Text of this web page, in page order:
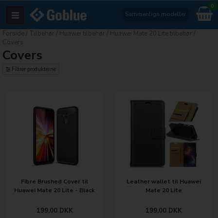
Sammenlign modeller
0
Forside Tilbehør Huawei tilbehør Huawei Mate 20 Lite tilbehør
Covers
Covers
Filtrer produkterne
Fibre Brushed Cover til
Huawei Mate 20 Lite - Black
199,00 DKK
Leather wallet til Huawei
Mate 20 Lite
199,00 DKK